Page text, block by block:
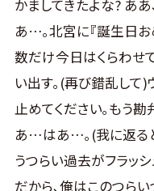
心にいこうと思ってた
いぞ｡お前､俺とシング
るよな? 俺はお前のこ
のこと好きなんだろ?
とシングルマッチ､どこ
前タダスケ!!｣